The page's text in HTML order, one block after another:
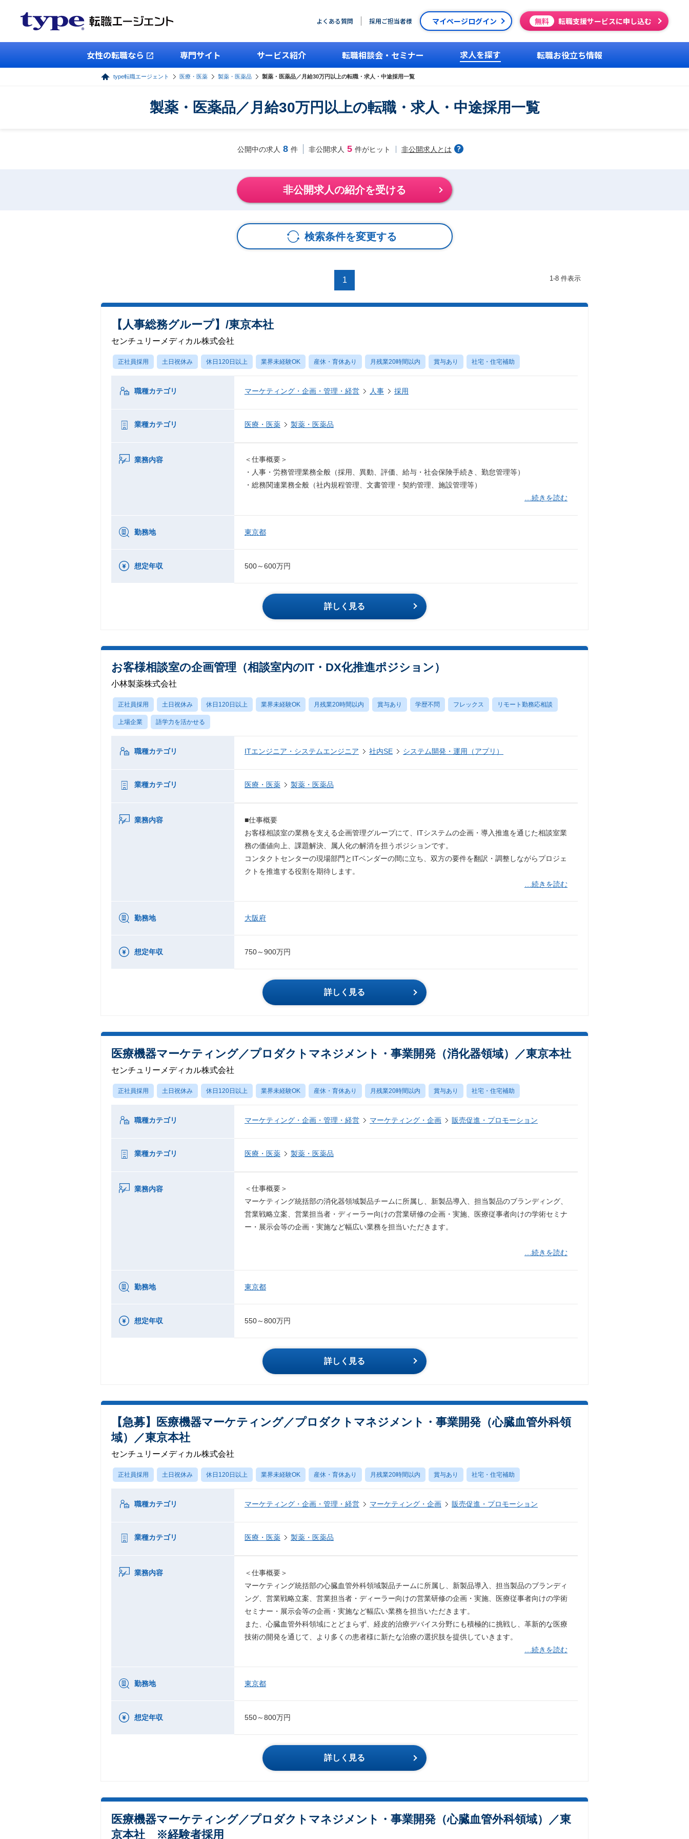
よくある質問 採用ご担当者様 マイページログイン 無料 転職支援サービスに申し込む
女性の転職なら 専門サイト サービス紹介 転職相談会・セミナー 求人を探す 転職お役立ち情報
type転職エージェント 医療・医薬 製薬・医薬品 製薬・医薬品／月給30万円以上の転職・求人・中途採用一覧
製薬・医薬品／月給30万円以上の転職・求人・中途採用一覧
公開中の求人 8 件 非公開求人 5 件がヒット 非公開求人とは
非公開求人の紹介を受ける
検索条件を変更する
1 1-8 件表示
【人事総務グループ】/東京本社
センチュリーメディカル株式会社
正社員採用 土日祝休み 休日120日以上 業界未経験OK 産休・育休あり 月残業20時間以内 賞与あり 社宅・住宅補助
職種カテゴリ マーケティング・企画・管理・経営 人事 採用
業種カテゴリ 医療・医薬 製薬・医薬品
業務内容
＜仕事概要＞
・人事・労務管理業務全般（採用、異動、評価、給与・社会保険手続き、勤怠管理等）
・総務関連業務全般（社内規程管理、文書管理・契約管理、施設管理等）
…続きを読む
勤務地 東京都
想定年収 500～600万円
詳しく見る
お客様相談室の企画管理（相談室内のIT・DX化推進ポジション）
小林製薬株式会社
正社員採用 土日祝休み 休日120日以上 業界未経験OK 月残業20時間以内 賞与あり 学歴不問 フレックス リモート勤務応相談
上場企業 語学力を活かせる
職種カテゴリ ITエンジニア・システムエンジニア 社内SE システム開発・運用（アプリ）
業種カテゴリ 医療・医薬 製薬・医薬品
業務内容
■仕事概要
お客様相談室の業務を支える企画管理グループにて、ITシステムの企画・導入推進を通じた相談室業
務の価値向上、課題解決、属人化の解消を担うポジションです。
コンタクトセンターの現場部門とITベンダーの間に立ち、双方の要件を翻訳・調整しながらプロジェ
クトを推進する役割を期待します。
…続きを読む
勤務地 大阪府
想定年収 750～900万円
詳しく見る
医療機器マーケティング／プロダクトマネジメント・事業開発（消化器領域）／東京本社
センチュリーメディカル株式会社
正社員採用 土日祝休み 休日120日以上 業界未経験OK 産休・育休あり 月残業20時間以内 賞与あり 社宅・住宅補助
職種カテゴリ マーケティング・企画・管理・経営 マーケティング・企画 販売促進・プロモーション
業種カテゴリ 医療・医薬 製薬・医薬品
業務内容
＜仕事概要＞
マーケティング統括部の消化器領域製品チームに所属し、新製品導入、担当製品のブランディング、
営業戦略立案、営業担当者・ディーラー向けの営業研修の企画・実施、医療従事者向けの学術セミナ
ー・展示会等の企画・実施など幅広い業務を担当いただきます。
…続きを読む
勤務地 東京都
想定年収 550～800万円
詳しく見る
【急募】医療機器マーケティング／プロダクトマネジメント・事業開発（心臓血管外科領
域）／東京本社
センチュリーメディカル株式会社
正社員採用 土日祝休み 休日120日以上 業界未経験OK 産休・育休あり 月残業20時間以内 賞与あり 社宅・住宅補助
職種カテゴリ マーケティング・企画・管理・経営 マーケティング・企画 販売促進・プロモーション
業種カテゴリ 医療・医薬 製薬・医薬品
業務内容
＜仕事概要＞
マーケティング統括部の心臓血管外科領域製品チームに所属し、新製品導入、担当製品のブランディ
ング、営業戦略立案、営業担当者・ディーラー向けの営業研修の企画・実施、医療従事者向けの学術
セミナー・展示会等の企画・実施など幅広い業務を担当いただきます。
また、心臓血管外科領域にとどまらず、経皮的治療デバイス分野にも積極的に挑戦し、革新的な医療
技術の開発を通じて、より多くの患者様に新たな治療の選択肢を提供していきます。
…続きを読む
勤務地 東京都
想定年収 550～800万円
詳しく見る
医療機器マーケティング／プロダクトマネジメント・事業開発（心臓血管外科領域）／東
京本社 ※経験者採用